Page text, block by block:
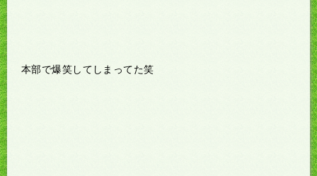
本部で爆笑してしまってた笑